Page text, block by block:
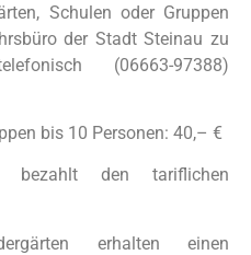
Schulen oder Gruppen
der Stadt Steinau zu
(06663-97388)
bis 10 Personen: 40,– €
bezahlt den tariflichen
erhalten einen